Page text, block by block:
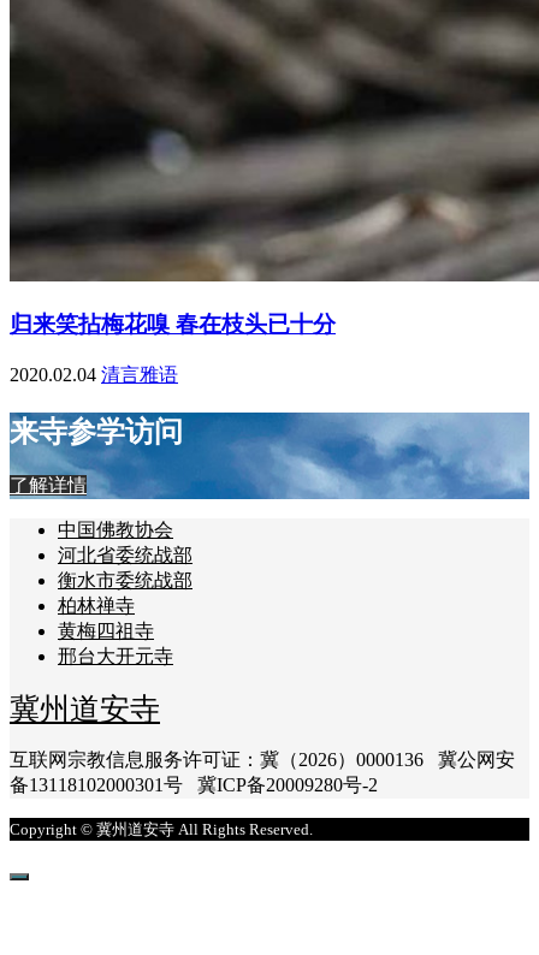
归来笑拈梅花嗅 春在枝头已十分
2020.02.04 清言雅语
来寺参学访问
了解详情
中国佛教协会
河北省委统战部
衡水市委统战部
柏林禅寺
黄梅四祖寺
邢台大开元寺
冀州道安寺
互联网宗教信息服务许可证：冀（2026）0000136 冀公网安
备13118102000301号 冀ICP备20009280号-2
Copyright © 冀州道安寺 All Rights Reserved.